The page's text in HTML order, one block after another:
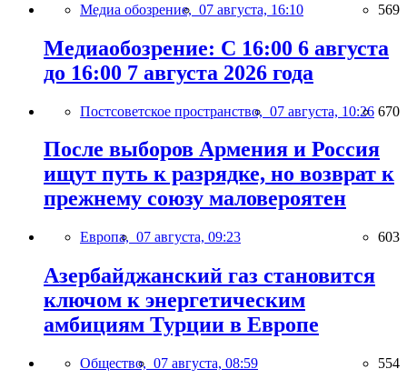
Медиа обозрение, 07 августа, 16:10 569
Медиаобозрение: С 16:00 6 августа
до 16:00 7 августа 2026 года
Постсоветское пространство, 07 августа, 10:26 670
После выборов Армения и Россия
ищут путь к разрядке, но возврат к
прежнему союзу маловероятен
Европа, 07 августа, 09:23 603
Азербайджанский газ становится
ключом к энергетическим
амбициям Турции в Европе
Общество, 07 августа, 08:59 554